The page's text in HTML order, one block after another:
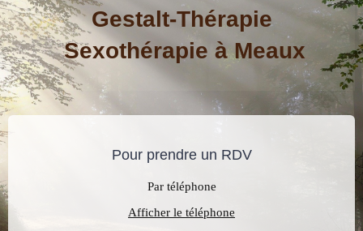
Gestalt-Thérapie
Sexothérapie à Meaux
Pour prendre un RDV
Par téléphone
Afficher le téléphone